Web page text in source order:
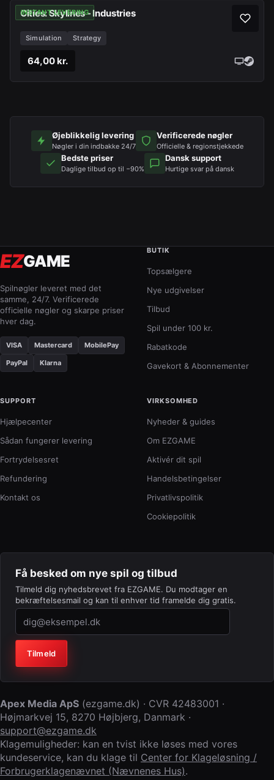
INSTANT LEVERING
Cities: Skylines - Industries
Simulation Strategy
64,00 kr.
Øjeblikkelig levering
Nøgler i din indbakke 24/7
Verificerede nøgler
Officielle & regionstjekkede
Bedste priser
Daglige tilbud op til −90%
Dansk support
Hurtige svar på dansk
EZGAME
Spilnøgler leveret med det
samme, 24/7. Verificerede
officielle nøgler og skarpe priser
hver dag.
VISA Mastercard MobilePay
PayPal Klarna
BUTIK
Topsælgere
Nye udgivelser
Tilbud
Spil under 100 kr.
Rabatkode
Gavekort & Abonnementer
SUPPORT
Hjælpecenter
Sådan fungerer levering
Fortrydelsesret
Refundering
Kontakt os
VIRKSOMHED
Nyheder & guides
Om EZGAME
Aktivér dit spil
Handelsbetingelser
Privatlivspolitik
Cookiepolitik
Få besked om nye spil og tilbud
Tilmeld dig nyhedsbrevet fra EZGAME. Du modtager en
bekræftelsesmail og kan til enhver tid framelde dig gratis.
Virksomhed (lad feltet stå tomt)
Tilmeld
Apex Media ApS (ezgame.dk) · CVR 42483001 ·
Højmarkvej 15, 8270 Højbjerg, Danmark ·
support@ezgame.dk
Klagemuligheder: kan en tvist ikke løses med vores
kundeservice, kan du klage til Center for Klageløsning /
Forbrugerklagenævnet (Nævnenes Hus).